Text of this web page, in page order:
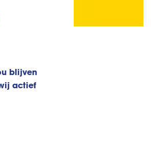
blijven
actief